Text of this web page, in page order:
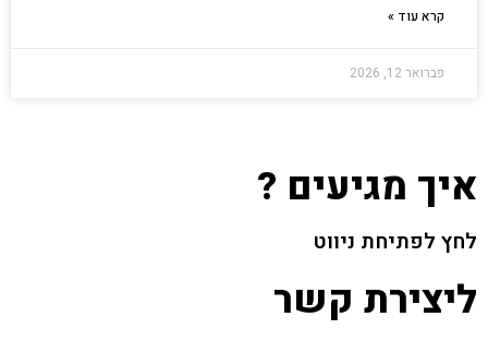
קרא עוד »
פברואר 12, 2026
איך מגיעים ?
לחץ לפתיחת ניווט
ליצירת קשר